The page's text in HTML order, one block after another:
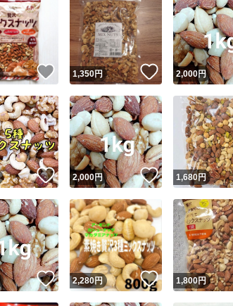
ユーザ
Yahoo!フリマが定めた一定の基準を満
安心取引出品者
安心取引出品者 Yahoo!フリマ
取引実績
この商品の
商品画像の無断転載は禁止され
いいね！
1,350円 いいね！
2,000円
いいね！
2,000円 いいね！
1,680円
いいね！
2,280円 いいね！
1,800円